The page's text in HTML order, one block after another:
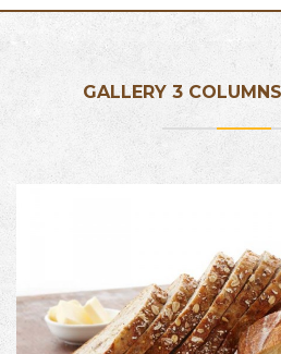
GALLERY 3
PRODUCT